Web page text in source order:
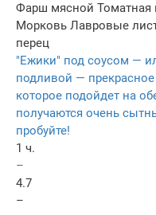
Фарш мясной Томатная
Морковь Лавровые
перец
"Ежики" под соусом —
подливой —
которое подойдет на
получаются очень
пробуйте!
1 ч.
–
4.7
–